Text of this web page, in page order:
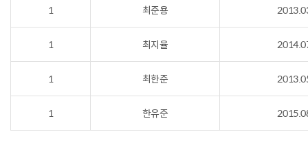
1 최준용
1 최지율
1 최한준
1 한유준